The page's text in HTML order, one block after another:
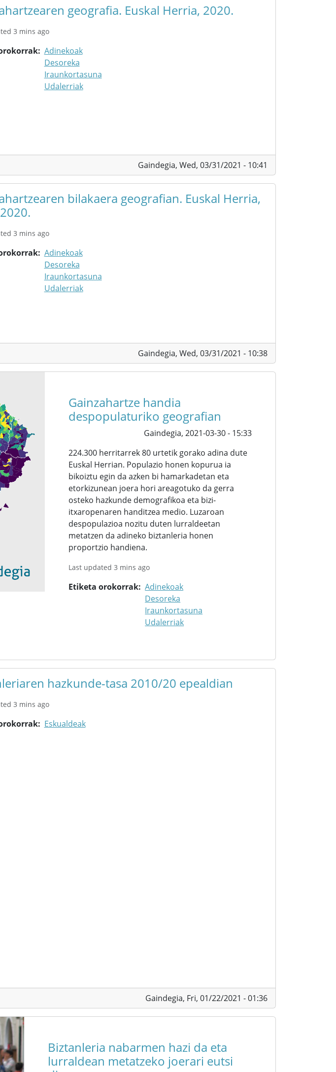
geografia. Euskal Herria, 2020.
3 mins ago
Adinekoak
Desoreka
Iraunkortasuna
Udalerriak
Gaindegia, Wed, 03/31/2021 - 10:41
bilakaera geografian. Euskal Herria,
3 mins ago
Adinekoak
Desoreka
Iraunkortasuna
Udalerriak
Gaindegia, Wed, 03/31/2021 - 10:38
Gainzahartze handia
despopulaturiko geografian
Gaindegia, 2021-03-30 - 15:33
224.300 herritarrek 80 urtetik gorako adina dute
Euskal Herrian. Populazio honen kopurua ia
bikoiztu egin da azken bi hamarkadetan eta
etorkizunean joera hori areagotuko da gerra
osteko hazkunde demografikoa eta bizi-
itxaropenaren handitzea medio. Luzaroan
despopulazioa nozitu duten lurraldeetan
metatzen da adineko biztanleria honen
proportzio handiena.
Last updated 3 mins ago
Etiketa orokorrak Adinekoak
Desoreka
Iraunkortasuna
Udalerriak
hazkunde-tasa 2010/20 epealdian
3 mins ago
Eskualdeak
Gaindegia, Fri, 01/22/2021 - 01:36
Biztanleria nabarmen hazi da eta
lurraldean metatzeko joerari eutsi